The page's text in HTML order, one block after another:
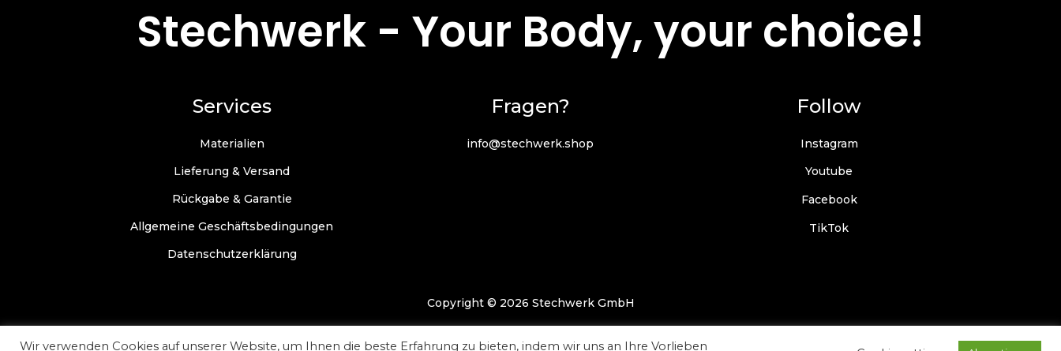
Stechwerk - Your Body, your choice!
Services
Materialien
Lieferung & Versand
Rückgabe & Garantie
Allgemeine Geschäftsbedingungen
Datenschutzerklärung
Fragen?
info@stechwerk.shop
Follow
Instagram
Youtube
Facebook
TikTok
Copyright © 2026 Stechwerk GmbH
Wir verwenden Cookies auf unserer Website, um Ihnen die beste Erfahrung zu bieten, indem wir uns an Ihre Vorlieben
Deutsch